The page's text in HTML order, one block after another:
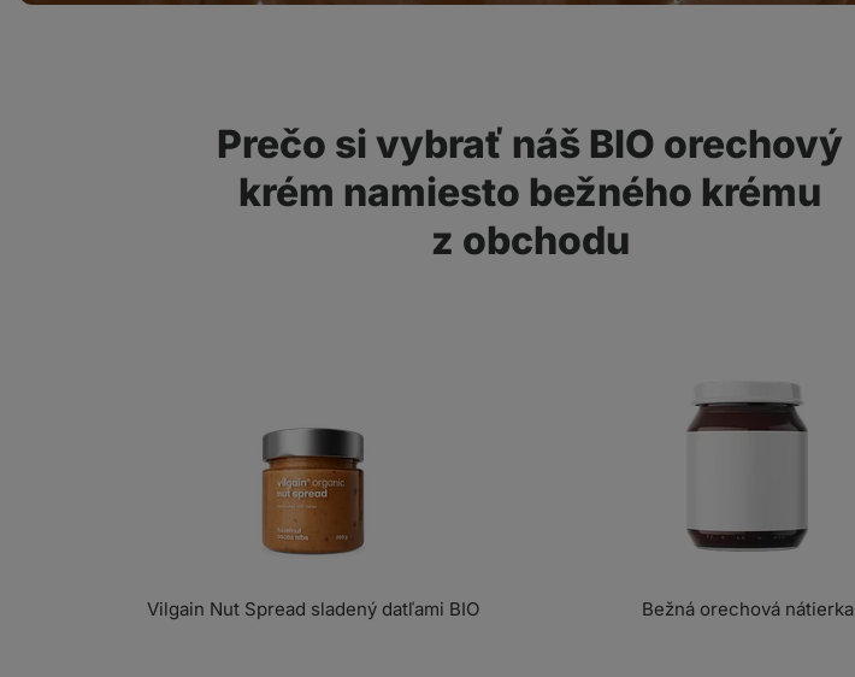
Prečo si vybrať náš BIO orechový
krém namiesto bežného krému
z obchodu
Vilgain Nut Spread sladený datľami BIO Bežná orechová nátierka